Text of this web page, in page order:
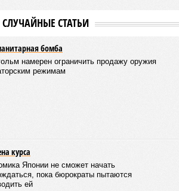
СЛУЧАЙНЫЕ СТАТЬИ
бомба
намерен ограничить продажу оружия
режимам
курса
Японии не сможет начать
пока бюрократы пытаются
ей